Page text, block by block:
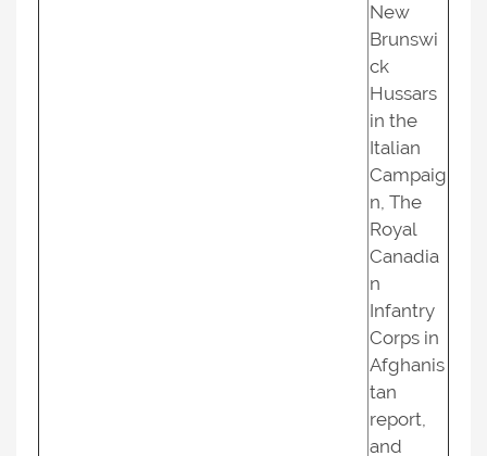
New
Brunswi
ck
Hussars
in the
Italian
Campaig
n, The
Royal
Canadia
n
Infantry
Corps in
Afghanis
tan
report,
and